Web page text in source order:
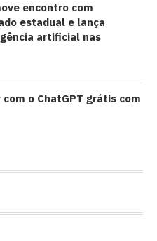
encontro com
estadual e lança
artificial nas
o ChatGPT grátis com